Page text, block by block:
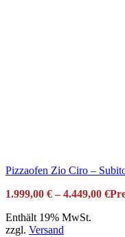
Pizzaofen Zio Ciro –
1.999,00 € –4.449,00 €
Enthält 19% MwSt.
zzgl. Versand